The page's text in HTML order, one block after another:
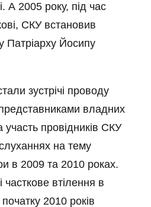
А 2005 року, під час
СКУ встановив
Патріарху Йосипу
зустрічі проводу
владних
участь провідників СКУ
на тему
в 2009 та 2010 роках.
часткове втілення в
2010 років